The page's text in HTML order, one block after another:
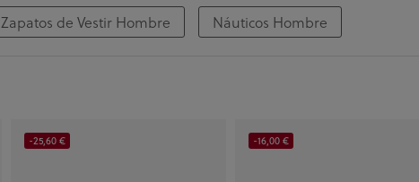
Zapatos de Vestir Hombre Náuticos Hombre
-25,60 € -16,00 €